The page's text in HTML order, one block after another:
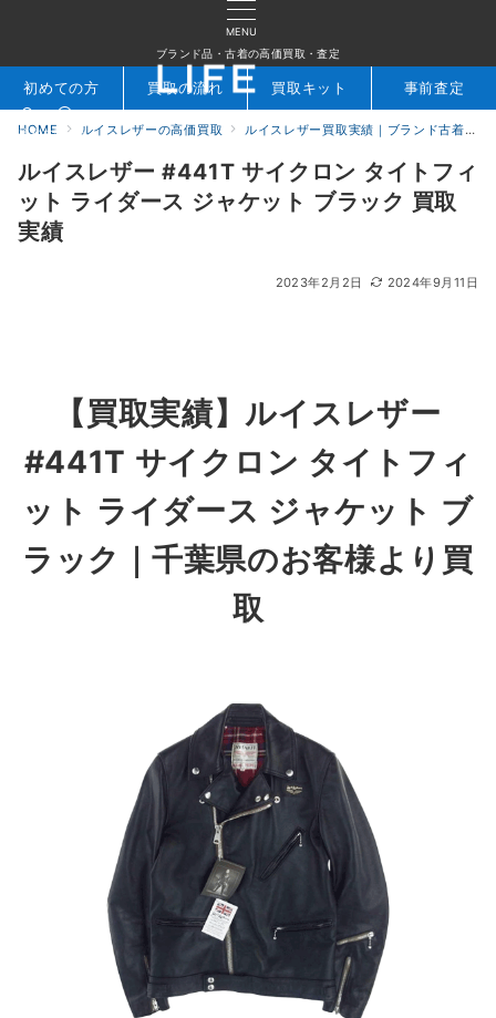
MENU
ブランド品・古着の高価買取・査定
検索 お問合せ
初めての方 買取の流れ 買取キット 事前査定
HOME ルイスレザーの高価買取 ルイスレザー買取実績｜ブランド古着専門店LIFE
ルイスレザー #441T サイクロン タイトフィ
ット ライダース ジャケット ブラック 買取
実績
2023年2月2日 2024年9月11日
【買取実績】ルイスレザー
#441T サイクロン タイトフィ
ット ライダース ジャケット ブ
ラック｜千葉県のお客様より買
取